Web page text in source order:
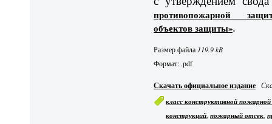
противопожарной
объектов защиты».
Размер файла 119.9 kB
Формат: .pdf
Скачать официальное издание
класс конструктивной
конструкций,пожарный отсек,